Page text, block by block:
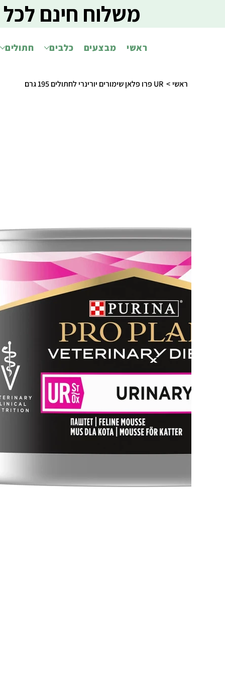
ראשי מבצעים כלבים חתולים
משלוח חינם
ראשי > UR פרו פלאן שימורים יורינרי לחתולים 195 גרם